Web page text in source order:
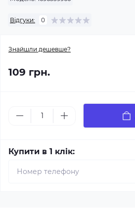
Відгуки: 0
Знайшли дешевше?
109 грн.
Купити в 1 клік: